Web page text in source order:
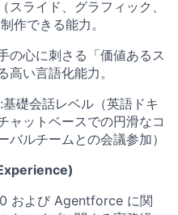
スライド、グラフィック、
作できる能力。
の心に刺さる「価値あるス
高い言語化能力。
礎会話レベル（英語ドキ
ャットベースでの円滑なコ
バルチームとの会議参加）
および Agentforce に関